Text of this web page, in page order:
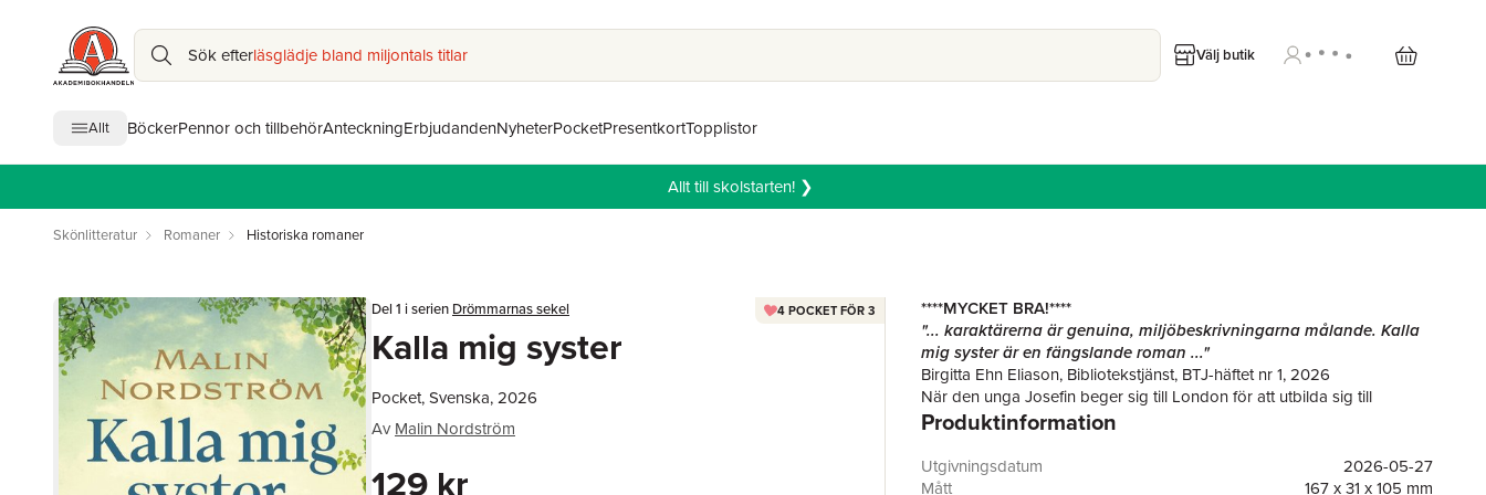
Sök efterläsglädje bland miljontals titlar Välj butik
Allt BöckerPennor och tillbehörAnteckningErbjudandenNyheterPocketPresentkortTopplistor
Allt till skolstarten! ❯
Skönlitteratur Romaner Historiska romaner
Del 1 i serien Drömmarnas sekel
Kalla mig syster
4 POCKET FÖR 3
Pocket, Svenska, 2026
Av Malin Nordström
129 kr
****MYCKET BRA!****
"... karaktärerna är genuina, miljöbeskrivningarna målande. Kalla
mig syster är en fängslande roman ..."
Birgitta Ehn Eliason, Bibliotekstjänst, BTJ-häftet nr 1, 2026
När den unga Josefin beger sig till London för att utbilda sig till
sjuksköterska på Florence Nightingales sjuksköterskeskola förändras
som vill att hon ska förbli hemma och hitta en lämplig make.
I London finner hon både vänskap och sitt sanna kall i livet. Men allt
Produktinformation
Utgivningsdatum
2026-05-27
Mått
167 x 31 x 105 mm